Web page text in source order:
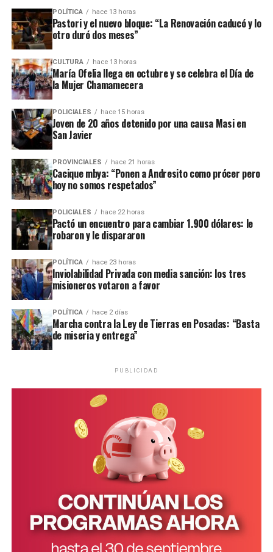
Este ataque se suma a otros tantos episodios similares registrados
recientemente en contra de comercios o propiedades vinculadas a
Coleco, ex intendente de El Soberbio que en 2013 fue destituido
del cargo por acusaciones de
asociación ilícita.
En el listado de hechos recientes figuran un incendio de cabañas
en el complejoTío Colecoa fines de la semana pasada y otro
ataque similar a la funeraria ahora baleada en a fines de marzo.
Todos los episodios son investigados por el personal de la
comisaría local, aunque hasta el momento no se conocieron
mayores novedades .
POLÍTICA hace 13 horas
Pastori y el nuevo bloque: “La Renovación caducó y lo
otro duró dos meses”
CULTURA hace 13 horas
María Ofelia llega en octubre y se celebra el Día de
la Mujer Chamamecera
POLICIALES hace 15 horas
Joven de 20 años detenido por una causa Masi en
San Javier
PROVINCIALES hace 21 horas
Cacique mbya: “Ponen a Andresito como prócer pero
hoy no somos respetados”
POLICIALES hace 22 horas
Pactó un encuentro para cambiar 1.900 dólares: le
robaron y le dispararon
POLÍTICA hace 23 horas
Inviolabilidad Privada con media sanción: los tres
misioneros votaron a favor
POLÍTICA hace 2 días
Marcha contra la Ley de Tierras en Posadas: “Basta
de miseria y entrega”
PUBLICIDAD